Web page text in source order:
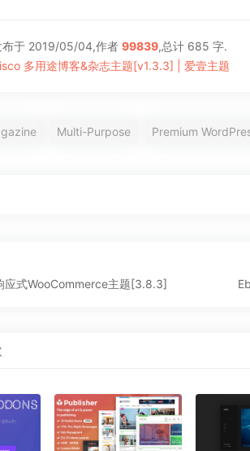
布于 2019/05/04,作者 99839,总计 685 字.
多用途博客&杂志主题[v1.3.3] | 爱壹主题
Multi-Purpose Premium
应式WooCommerce主题[3.8.3]